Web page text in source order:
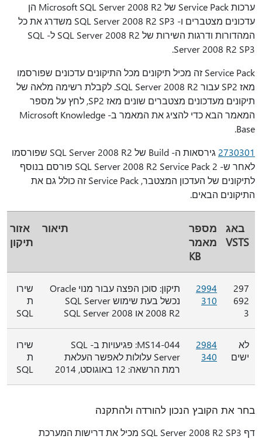
ערכות Service Pack של Microsoft SQL Server 2008 R2 הן
עדכונים מצטברים ו- SQL Server 2008 R2 SP3 משדרג את כל
המהדורות ודרגות השירות של SQL Server 2008 R2 ל- SQL
Server 2008 R2 SP3.
Service Pack זה מכיל תיקונים מכל התיקונים עדכונים שפורסמו
מאז SP2 עבור SQL Server 2008 R2. לקבלת רשימה מלאה של
תיקונים מעדכונים מצטברים שונים מאז SP2, לחץ על מספר
המאמר הבא כדי להציג את המאמר ב- Microsoft Knowledge
Base.
2730301
גירסאות ה- Build של SQL Server 2008 R2 שפורסמו
לאחר ש- SQL Server 2008 R2 Service Pack 2 פורסם בנוסף
לתיקונים של העדכון המצטבר, Service Pack זה כולל גם את
התיקונים הבאים.
באג
VSTS
מספר
מאמר
KB
תיאור
אזור
תיקון
297
692
3
2994
310
תיקון: סוכן הפצה עבור מנוי Oracle
נכשל בעת שימוש SQL Server
2008 R2 או SQL Server 2008
שירו
ת
SQL
לא
ישים
2984
340
MS14-044: פגיעויות ב- SQL
Server עלולות לאפשר העלאת
רמת הרשאה: 12 באוגוסט, 2014
שירו
ת
SQL
בחר את הקובץ הנכון להורדה ולהתקנה
דף SQL Server 2008 R2 SP3 מכיל את דרישות המערכת